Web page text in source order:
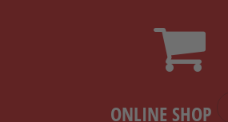
ONLINE SHOP